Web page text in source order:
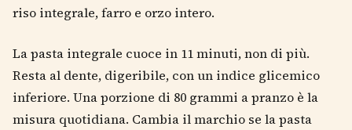
riso integrale, farro e orzo intero.
La pasta integrale cuoce in 11 minuti, non di più.
Resta al dente, digeribile, con un indice glicemico
inferiore. Una porzione di 80 grammi a pranzo è la
misura quotidiana. Cambia il marchio se la pasta